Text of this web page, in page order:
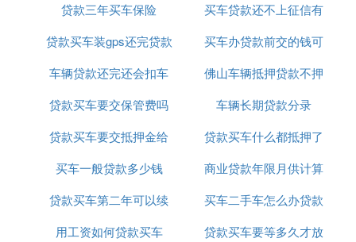
(3)杞﹁締鐨勪氦浠樻柟寮忓拰鏈熼檺銆
(4)璐ㄩ噺绾犵悍鍜屽紓璁鐨勫勭悊銆
(5)鍞鍚庢湇鍔℃潯娆撅紝搴旈噸鐐瑰垪鏄庣粡閿鍟
婁骇鍝佽川閲忔硶銆嬪拰銆婃皯娉曢氬垯銆嬨併婃秷
璐硅呮潈鐩婁繚鎶ゆ硶銆嬬殑鏈夊叧鏉℃撅級銆
绾﹀畾鎴栦笉鑳藉叏闈銆侀傚綋鍦板饱琛屽悎鍚屼箟
鍔℃椂璇ユ壙鎷呬綍绉嶈矗浠伙紝涔熼渶瑕佽︾粏
绾﹀畾銆
(7)浜夎鐨勮В鍐筹紝搴旂害瀹氳В鍐崇殑鏂瑰紡锛屽
怎么办
贷款三年买车保险
买车贷款还不上征信有
影响吗
贷款买车装gps还完贷款
后
买车办贷款前交的钱可
以退吗
车辆贷款还完还会扣车
吗
佛山车辆抵押贷款不押
车
贷款买车要交保管费吗
车辆长期贷款分录
贷款买车要交抵押金给
银行吗
贷款买车什么都抵押了
买车一般贷款多少钱
商业贷款年限月供计算
贷款买车第二年可以续
保吗
买车二手车怎么办贷款
吗
用工资如何贷款买车
贷款买车要等多久才放